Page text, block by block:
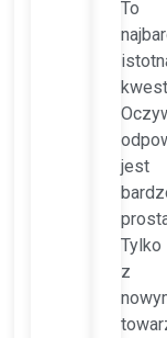
To
jest
Tylko
z